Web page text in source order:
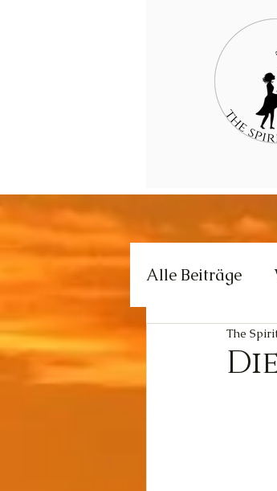
Alle Beiträge
The